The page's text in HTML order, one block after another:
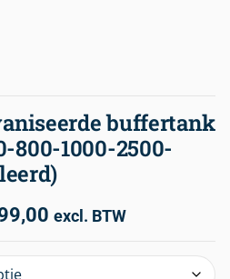
buffertank
800-1000-2500-
excl. BTW